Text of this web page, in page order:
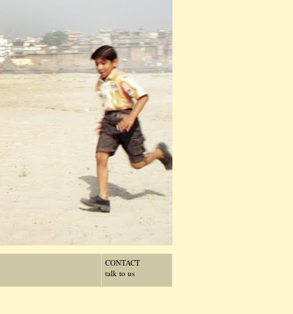
CONTACT
talk to us